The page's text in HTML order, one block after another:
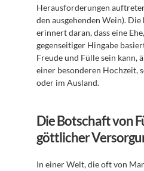
Herausforderungen
den ausgehenden Wein). Die
erinnert daran, dass eine
gegenseitiger Hingabe
Freude und Fülle sein kann,
einer besonderen Hochzeit,
oder im Ausland.
Die Botschaft von
göttlicher
In einer Welt, die oft von